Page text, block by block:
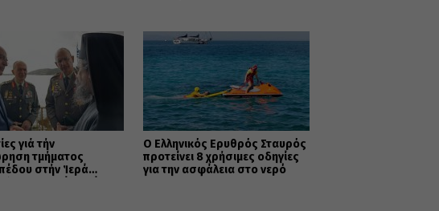
γιά τήν
τμήματος
στήν Ἱερά
Ο Ελληνικός Ερυθρός Σταυρός
προτείνει 8 χρήσιμες οδηγίες
για την ασφάλεια στο νερό